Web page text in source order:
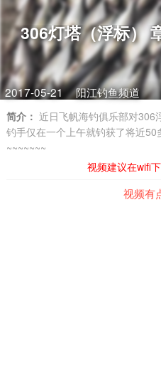
306灯塔（浮标）
2017-05-21 阳江钓鱼频道
简介： 近日飞帆海钓俱乐部对306
钓手仅在一个上午就钓获了将近50
~~~~~~~
视频建议在wifi
视频有